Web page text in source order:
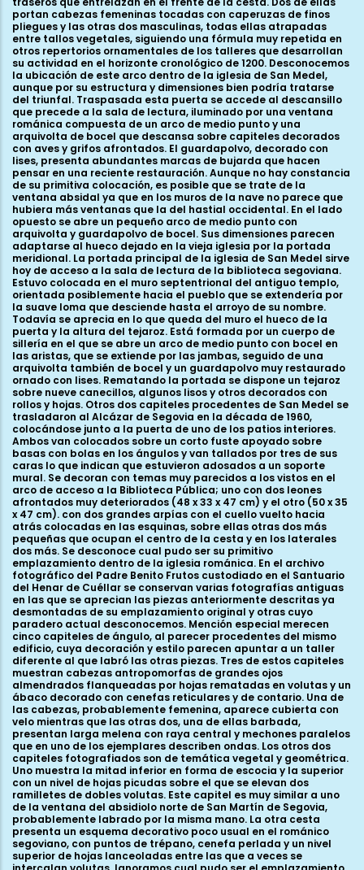
portan cabezas femeninas tocadas con caperuzas de finos
pliegues y las otras dos masculinas, todas ellas atrapadas
entre tallos vegetales, siguiendo una fórmula muy repetida en
otros repertorios ornamentales de los talleres que desarrollan
su actividad en el horizonte cronológico de 1200. Desconocemos
la ubicación de este arco dentro de la iglesia de San Medel,
aunque por su estructura y dimensiones bien podría tratarse
del triunfal. Traspasada esta puerta se accede al descansillo
que precede a la sala de lectura, iluminado por una ventana
románica compuesta de un arco de medio punto y una
arquivolta de bocel que descansa sobre capiteles decorados
con aves y grifos afrontados. El guardapolvo, decorado con
lises, presenta abundantes marcas de bujarda que hacen
pensar en una reciente restauración. Aunque no hay constancia
de su primitiva colocación, es posible que se trate de la
ventana absidal ya que en los muros de la nave no parece que
hubiera más ventanas que la del hastial occidental. En el lado
opuesto se abre un pequeño arco de medio punto con
arquivolta y guardapolvo de bocel. Sus dimensiones parecen
adaptarse al hueco dejado en la vieja iglesia por la portada
meridional. La portada principal de la iglesia de San Medel sirve
hoy de acceso a la sala de lectura de la biblioteca segoviana.
Estuvo colocada en el muro septentrional del antiguo templo,
orientada posiblemente hacia el pueblo que se extendería por
la suave loma que desciende hasta el arroyo de su nombre.
Todavía se aprecia en lo que queda del muro el hueco de la
puerta y la altura del tejaroz. Está formada por un cuerpo de
sillería en el que se abre un arco de medio punto con bocel en
las aristas, que se extiende por las jambas, seguido de una
arquivolta también de bocel y un guardapolvo muy restaurado
ornado con lises. Rematando la portada se dispone un tejaroz
sobre nueve canecillos, algunos lisos y otros decorados con
rollos y hojas. Otros dos capiteles procedentes de San Medel se
trasladaron al Alcázar de Segovia en la década de 1960,
colocándose junto a la puerta de uno de los patios interiores.
Ambos van colocados sobre un corto fuste apoyado sobre
basas con bolas en los ángulos y van tallados por tres de sus
caras lo que indican que estuvieron adosados a un soporte
mural. Se decoran con temas muy parecidos a los vistos en el
arco de acceso a la Biblioteca Pública; uno con dos leones
afrontados muy deteriorados (48 x 33 x 47 cm) y el otro (50 x 35
x 47 cm). con dos grandes arpías con el cuello vuelto hacia
atrás colocadas en las esquinas, sobre ellas otras dos más
pequeñas que ocupan el centro de la cesta y en los laterales
dos más. Se desconoce cual pudo ser su primitivo
emplazamiento dentro de la iglesia románica. En el archivo
fotográfico del Padre Benito Frutos custodiado en el Santuario
del Henar de Cuéllar se conservan varias fotografías antiguas
en las que se aprecian las piezas anteriormente descritas ya
desmontadas de su emplazamiento original y otras cuyo
paradero actual desconocemos. Mención especial merecen
cinco capiteles de ángulo, al parecer procedentes del mismo
edificio, cuya decoración y estilo parecen apuntar a un taller
diferente al que labró las otras piezas. Tres de estos capiteles
muestran cabezas antropomorfas de grandes ojos
almendrados flanqueadas por hojas rematadas en volutas y un
ábaco decorado con cenefas reticulares y de contario. Una de
las cabezas, probablemente femenina, aparece cubierta con
velo mientras que las otras dos, una de ellas barbada,
presentan larga melena con raya central y mechones paralelos
que en uno de los ejemplares describen ondas. Los otros dos
capiteles fotografiados son de temática vegetal y geométrica.
Uno muestra la mitad inferior en forma de escocia y la superior
con un nivel de hojas picudas sobre el que se elevan dos
ramilletes de dobles volutas. Este capitel es muy similar a uno
de la ventana del absidiolo norte de San Martín de Segovia,
probablemente labrado por la misma mano. La otra cesta
presenta un esquema decorativo poco usual en el románico
segoviano, con puntos de trépano, cenefa perlada y un nivel
superior de hojas lanceoladas entre las que a veces se